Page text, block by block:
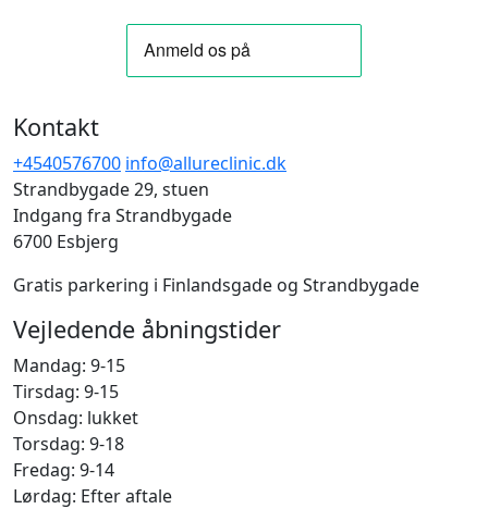
Kontakt
+4540576700 info@allureclinic.dk
Strandbygade 29, stuen
Indgang fra Strandbygade
6700 Esbjerg
Gratis parkering i Finlandsgade og Strandbygade
Vejledende åbningstider
Mandag: 9-15
Tirsdag: 9-15
Onsdag: lukket
Torsdag: 9-18
Fredag: 9-14
Lørdag: Efter aftale